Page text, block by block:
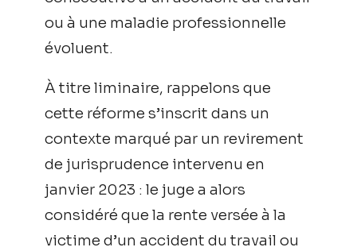
ou à une maladie professionnelle
évoluent.
À titre liminaire, rappelons que
cette réforme s’inscrit dans un
contexte marqué par un revirement
de jurisprudence intervenu en
janvier 2023 : le juge a alors
considéré que la rente versée à la
victime d’un accident du travail ou